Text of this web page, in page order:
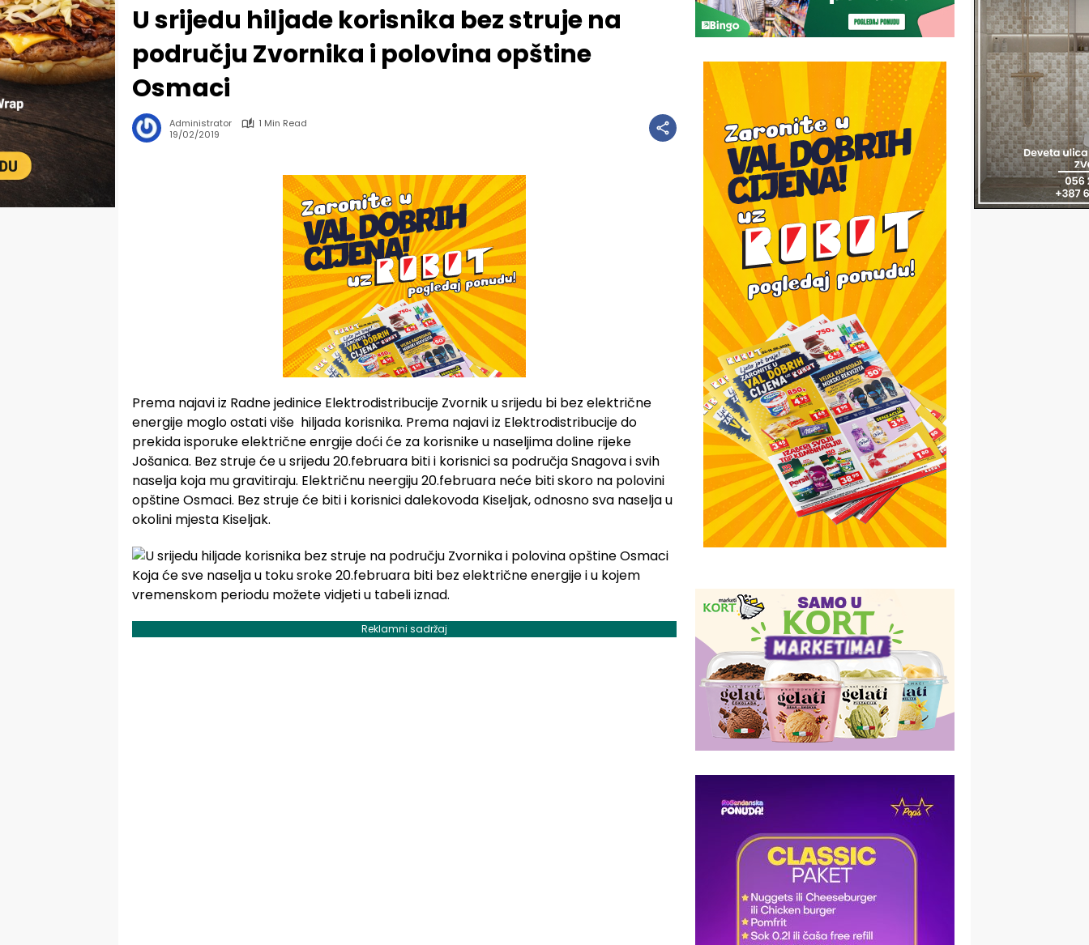
U srijedu hiljade korisnika bez struje na
području Zvornika i polovina opštine
Osmaci
Administrator
1 Min Read
19/02/2019
Prema najavi iz Radne jedinice Elektrodistribucije Zvornik u srijedu bi bez električne
energije moglo ostati više hiljada korisnika. Prema najavi iz Elektrodistribucije do
prekida isporuke električne enrgije doći će za korisnike u naseljima doline rijeke
Jošanica. Bez struje će u srijedu 20.februara biti i korisnici sa područja Snagova i svih
naselja koja mu gravitiraju. Električnu neergiju 20.februara neće biti skoro na polovini
opštine Osmaci. Bez struje će biti i korisnici dalekovoda Kiseljak, odnosno sva naselja u
okolini mjesta Kiseljak.
Koja će sve naselja u toku sroke 20.februara biti bez električne energije i u kojem
vremenskom periodu možete vidjeti u tabeli iznad.
Reklamni sadržaj